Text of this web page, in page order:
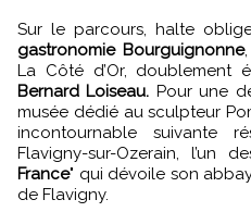
Sur le parcours, halte
gastronomie Bourguignonne
La Côté d’Or,
Bernard Loiseau. Pour une
musée dédié au sculpteur
incontournable suivante
Flavigny-sur-Ozerain, l’un
France" qui dévoile son
de Flavigny.